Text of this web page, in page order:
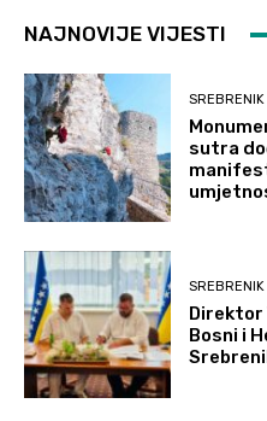
NAJNOVIJE VIJESTI
SREBRENIK
sutra
SREBRENIK
Bosni i